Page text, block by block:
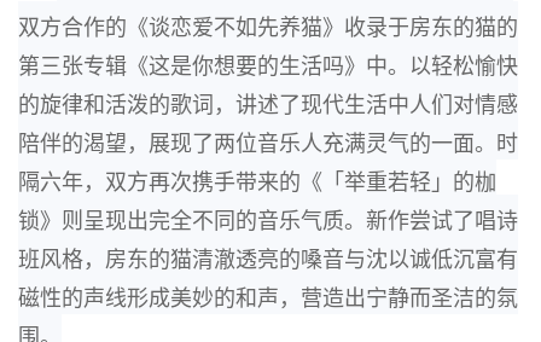
双方合作的《谈恋爱不如先养猫》收录于房东的猫的
第三张专辑《这是你想要的生活吗》中。以轻松愉快
的旋律和活泼的歌词，讲述 了现代生活中人们对情感
陪伴的渴望， 展现了两位音乐人充满灵气的一面。 时
隔六年， 双方再次携手带来的《 「 举重若轻」 的枷
锁》则呈现出完全不同的音乐气质。新作尝试了唱诗
班风格，房东的猫清澈透亮的嗓音与沈以诚低沉富有
磁性的声线形成美妙的和 声， 营造出宁静而圣洁的氛
围。